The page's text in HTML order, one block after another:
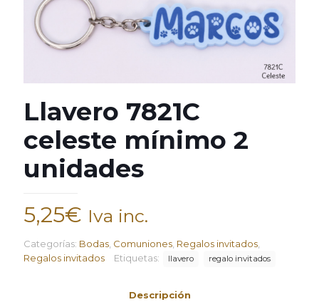
Llavero 7821C
celeste mínimo 2
unidades
5,25€ Iva inc.
Categorías: Bodas Comuniones Regalos invitados
Regalos invitados
Etiquetas: llavero regalo invitados
Descripción